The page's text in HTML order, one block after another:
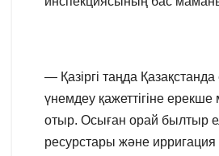
— Қазіргі таңда
үнемдеу қажеттігіне ерекше
отыр. Осыған орай былтыр
ресурстары және ирригация